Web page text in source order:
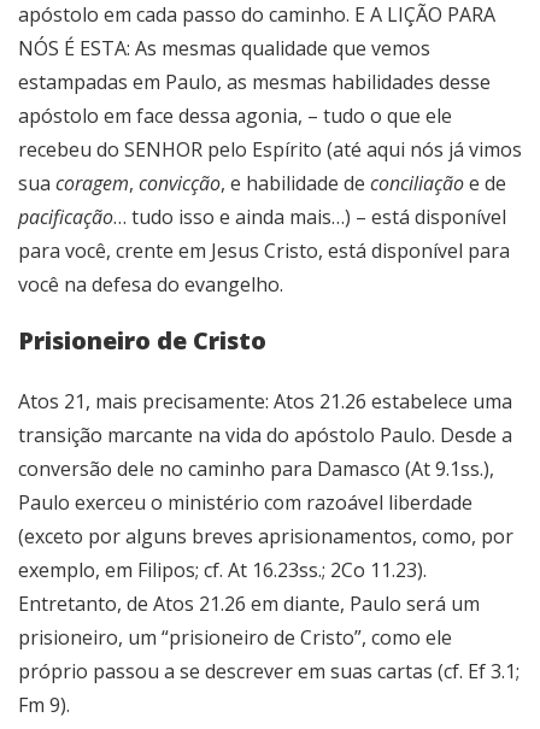
apóstolo em cada passo do caminho. E A LIÇÃO PARA
NÓS É ESTA: As mesmas qualidade que vemos
estampadas em Paulo, as mesmas habilidades desse
apóstolo em face dessa agonia, – tudo o que ele
recebeu do SENHOR pelo Espírito (até aqui nós já vimos
sua coragem, convicção, e habilidade de conciliaçãoe de
pacificação… tudo isso e ainda mais…) – está disponível
para você, crente em Jesus Cristo, está disponível para
você na defesa do evangelho.
Prisioneiro de Cristo
Atos 21, mais precisamente: Atos 21.26 estabelece uma
transição marcante na vida do apóstolo Paulo. Desde a
conversão dele no caminho para Damasco (At 9.1ss.),
Paulo exerceu o ministério com razoável liberdade
(exceto por alguns breves aprisionamentos, como, por
exemplo, em Filipos; cf. At 16.23ss.; 2Co 11.23).
Entretanto, de Atos 21.26 em diante, Paulo será um
prisioneiro, um “prisioneiro de Cristo”, como ele
próprio passou a se descrever em suas cartas (cf. Ef 3.1;
Fm 9).